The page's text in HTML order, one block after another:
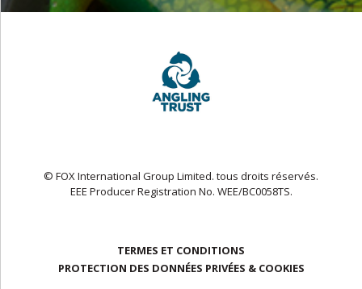
© FOX International Group Limited. tous droits réservés.
EEE Producer Registration No. WEE/BC0058TS.
TERMES ET CONDITIONS
PROTECTION DES DONNÉES PRIVÉES & COOKIES